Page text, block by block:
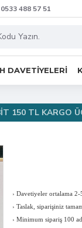
488 57 51
DAVETIYELERI
150 TL KARGO
› Davetiyeler ortalama 2-
› Taslak, siparişiniz
› Minimum sipariş 100